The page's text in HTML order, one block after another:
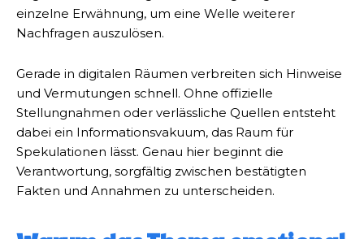
einzelne Erwähnung, um eine Welle weiterer
Nachfragen auszulösen.
Gerade in digitalen Räumen verbreiten sich Hinweise
und Vermutungen schnell. Ohne offizielle
Stellungnahmen oder verlässliche Quellen entsteht
dabei ein Informationsvakuum, das Raum für
Spekulationen lässt. Genau hier beginnt die
Verantwortung, sorgfältig zwischen bestätigten
Fakten und Annahmen zu unterscheiden.